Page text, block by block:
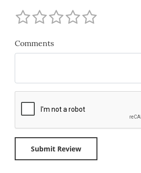
Comments